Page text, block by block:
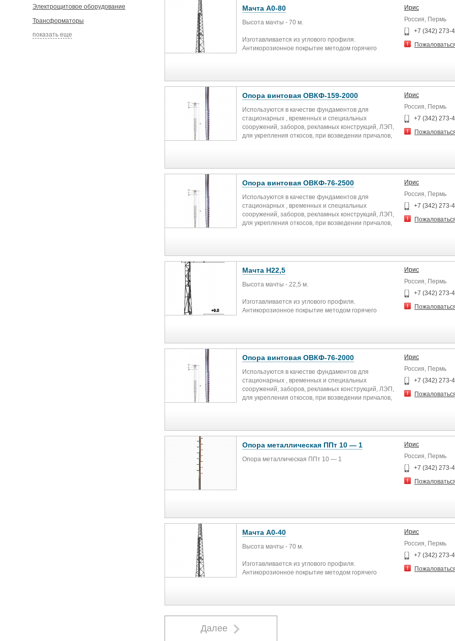
Электрощитовое оборудование
Трансформаторы
показать еще
рукоятка с вентилем
насадка для термоусадки ∅ 50 мм
насадка для пайки ∅ 17 мм
5-метровый шланг высокого давления
Угол наклона насадки 120° относительно рукоятки
Мачта А0-80
Высота мачты - 70 м.
Изготавливается из углового профиля.
Антикорозионное покрытие методом горячего
широкого спектра действия. Подразделяются по
высоте и конфигурации стволов, по количеству
ярусов и антенн в каждом ярусе.
Ирис
Россия, Пермь
+7 (342) 273-
Опора винтовая ОВКФ-159-2000
Используются в качестве фундаментов для
стационарных , временных и специальных
сооружений, заборов, рекламных конструкций, ЛЭП,
для укрепления откосов, при возведении причалов,
Ирис
Россия, Пермь
+7 (342) 273-
Опора винтовая ОВКФ-76-2500
Используются в качестве фундаментов для
стационарных , временных и специальных
сооружений, заборов, рекламных конструкций, ЛЭП,
для укрепления откосов, при возведении причалов,
Ирис
Россия, Пермь
+7 (342) 273-
Мачта Н22,5
Высота мачты - 22,5 м.
Изготавливается из углового профиля.
Антикорозионное покрытие методом горячего
широкого спектра действия. Подразделяются по
высоте и конфигурации стволов, по количеству
ярусов и антенн в каждом ярусе.
Ирис
Россия, Пермь
+7 (342) 273-
Опора винтовая ОВКФ-76-2000
Используются в качестве фундаментов для
стационарных , временных и специальных
сооружений, заборов, рекламных конструкций, ЛЭП,
для укрепления откосов, при возведении причалов,
Ирис
Россия, Пермь
+7 (342) 273-
Опора металлическая ППт 10 — 1
Опора металлическая ППт 10 — 1
Ирис
Россия, Пермь
+7 (342) 273-
Мачта А0-40
Высота мачты - 70 м.
Изготавливается из углового профиля.
Антикорозионное покрытие методом горячего
широкого спектра действия. Подразделяются по
высоте и конфигурации стволов, по количеству
Ирис
Россия, Пермь
+7 (342) 273-
Далее